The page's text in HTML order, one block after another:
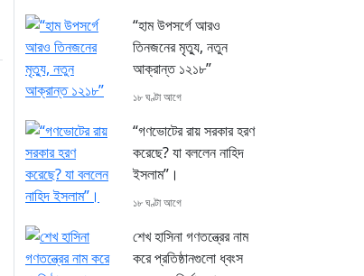
“হাম উপসর্গে আরও
তিনজনের মৃত্যু, নতুন
আক্রান্ত ১২১৮”
১৮ ঘণ্টা আগে
“গণভোটের রায় সরকার হরণ
করেছে? যা বললেন নাহিদ
ইসলাম”।
১৮ ঘণ্টা আগে
শেখ হাসিনা গণতন্ত্রের নাম
করে প্রতিষ্ঠানগুলো ধ্বংস